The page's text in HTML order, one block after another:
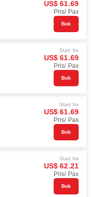
US$ 61.69
Pris/ Pax
Bok
Start fra
US$ 61.69
Pris/ Pax
Bok
Start fra
US$ 61.69
Pris/ Pax
Bok
Start fra
US$ 62.21
Pris/ Pax
Bok